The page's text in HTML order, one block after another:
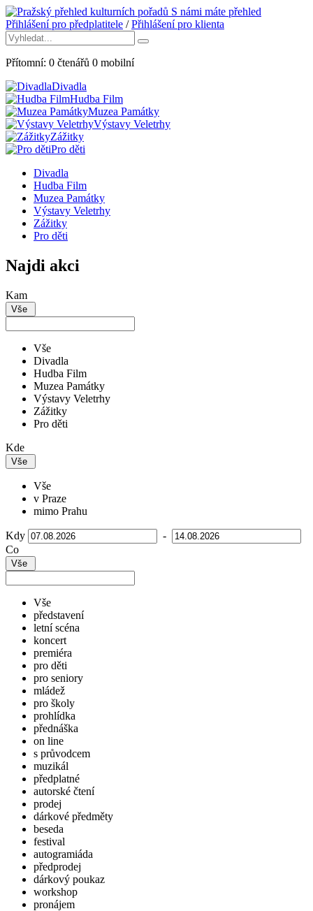
S námi máte přehled
Přihlášení pro předplatitele /Přihlášení pro klienta
Přítomní: 0 čtenářů 0 mobilní
Divadla
Hudba Film
Muzea Památky
Výstavy Veletrhy
Zážitky
Pro děti
Divadla
Hudba Film
Muzea Památky
Výstavy Veletrhy
Zážitky
Pro děti
Najdi akci
Kam
Vše
Vše
Divadla
Hudba Film
Muzea Památky
Výstavy Veletrhy
Zážitky
Pro děti
Kde
Vše
Vše
v Praze
mimo Prahu
Kdy
-
Co
Vše
Vše
představení
letní scéna
koncert
premiéra
pro děti
pro seniory
mládež
pro školy
prohlídka
přednáška
on line
s průvodcem
muzikál
předplatné
autorské čtení
prodej
dárkové předměty
beseda
festival
autogramiáda
předprodej
dárkový poukaz
workshop
pronájem